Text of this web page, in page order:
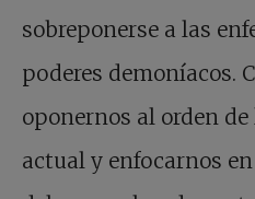
sobreponerse a las
poderes demoníacos.
oponernos al orden
actual y enfocarnos